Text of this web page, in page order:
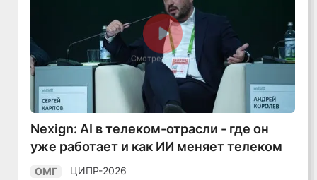
Смотреть видео
Nexign: AI в телеком-отрасли - где он
уже работает и как ИИ меняет телеком
ОМГ ЦИПР-2026